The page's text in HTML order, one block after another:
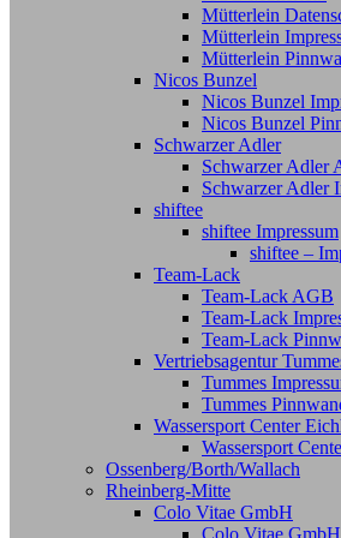
Mütterlein
Mütterlein
Mütterlein
Nicos Bunzel
Nicos Bunzel
Nicos Bunzel
Schwarzer Adler
Schwarzer Adler
Schwarzer Adler
shiftee
shiftee Impressum
shiftee –
Team-Lack
Team-Lack AGB
Team-Lack
Team-Lack
Vertriebsagentur
Tummes
Tummes
Wassersport Center
Wassersport
Ossenberg/Borth/Wallach
Rheinberg-Mitte
Colo Vitae GmbH